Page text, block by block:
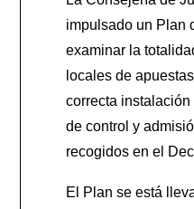
impulsado un Plan
examinar la
locales de
correcta
de control y
recogidos en el
El Plan se está